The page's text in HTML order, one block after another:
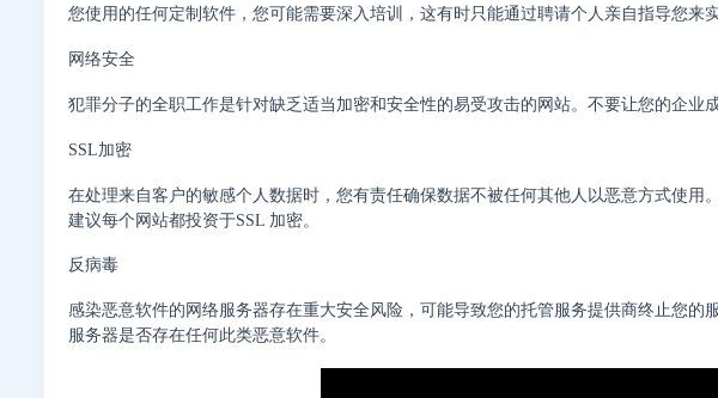
您使用的任何定制软件，您可能需要深入培训，这有时只能通过聘请个人亲自指导您来
网络安全
犯罪分子的全职工作是针对缺乏适当加密和安全性的易受攻击的网站。不要让您的企业
SSL加密
在处理来自客户的敏感个人数据时，您有责任确保数据不被任何其他人以恶意方式使用
建议每个网站都投资于SSL 加密。
反病毒
感染恶意软件的网络服务器存在重大安全风险，可能导致您的托管服务提供商终止您的
服务器是否存在任何此类恶意软件。